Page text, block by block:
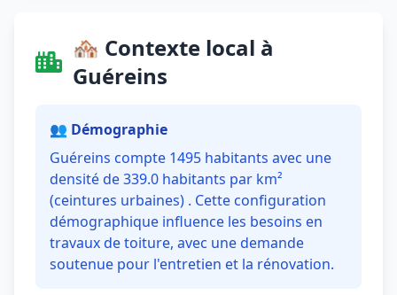
🏘️ Contexte local à
Guéreins
👥 Démographie
Guéreins compte 1495 habitants avec une
densité de 339.0 habitants par km²
(ceintures urbaines) . Cette configuration
démographique influence les besoins en
travaux de toiture, avec une demande
soutenue pour l'entretien et la rénovation.